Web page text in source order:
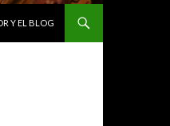
Y EL BLOG